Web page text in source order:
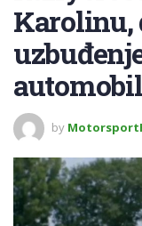
Karolinu,
by